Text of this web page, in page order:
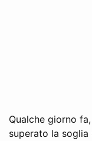
Qualche giorno
superato la